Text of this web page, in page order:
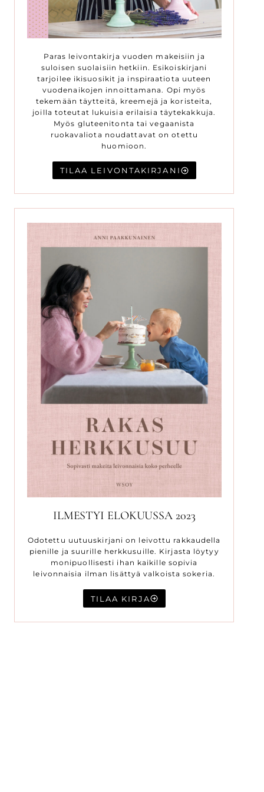
Paras leivontakirja vuoden makeisiin ja
suloisen suolaisiin hetkiin. Esikoiskirjani
tarjoilee ikisuosikit ja inspiraatiota uuteen
vuodenaikojen innoittamana. Opi myös
tekemään täytteitä, kreemejä ja koristeita,
joilla toteutat lukuisia erilaisia täytekakkuja.
Myös gluteenitonta tai vegaanista
ruokavaliota noudattavat on otettu
huomioon.
TILAA LEIVONTAKIRJANI
ILMESTYI ELOKUUSSA 2023
Odotettu uutuuskirjani on leivottu rakkaudella
pienille ja suurille herkkusuille. Kirjasta löytyy
monipuollisesti ihan kaikille sopivia
leivonnaisia ilman lisättyä valkoista sokeria.
TILAA KIRJA